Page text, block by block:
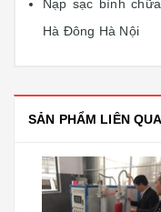
Nạp sạc bình
Hà Đông Hà Nội
SẢN PHẨM LIÊN